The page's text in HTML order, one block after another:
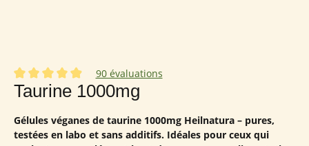
Note moyenne de 4.94 sur 5 étoiles
90 évaluations
Taurine 1000mg
Gélules véganes de taurine 1000mg Heilnatura – pures,
testées en labo et sans additifs. Idéales pour ceux qui